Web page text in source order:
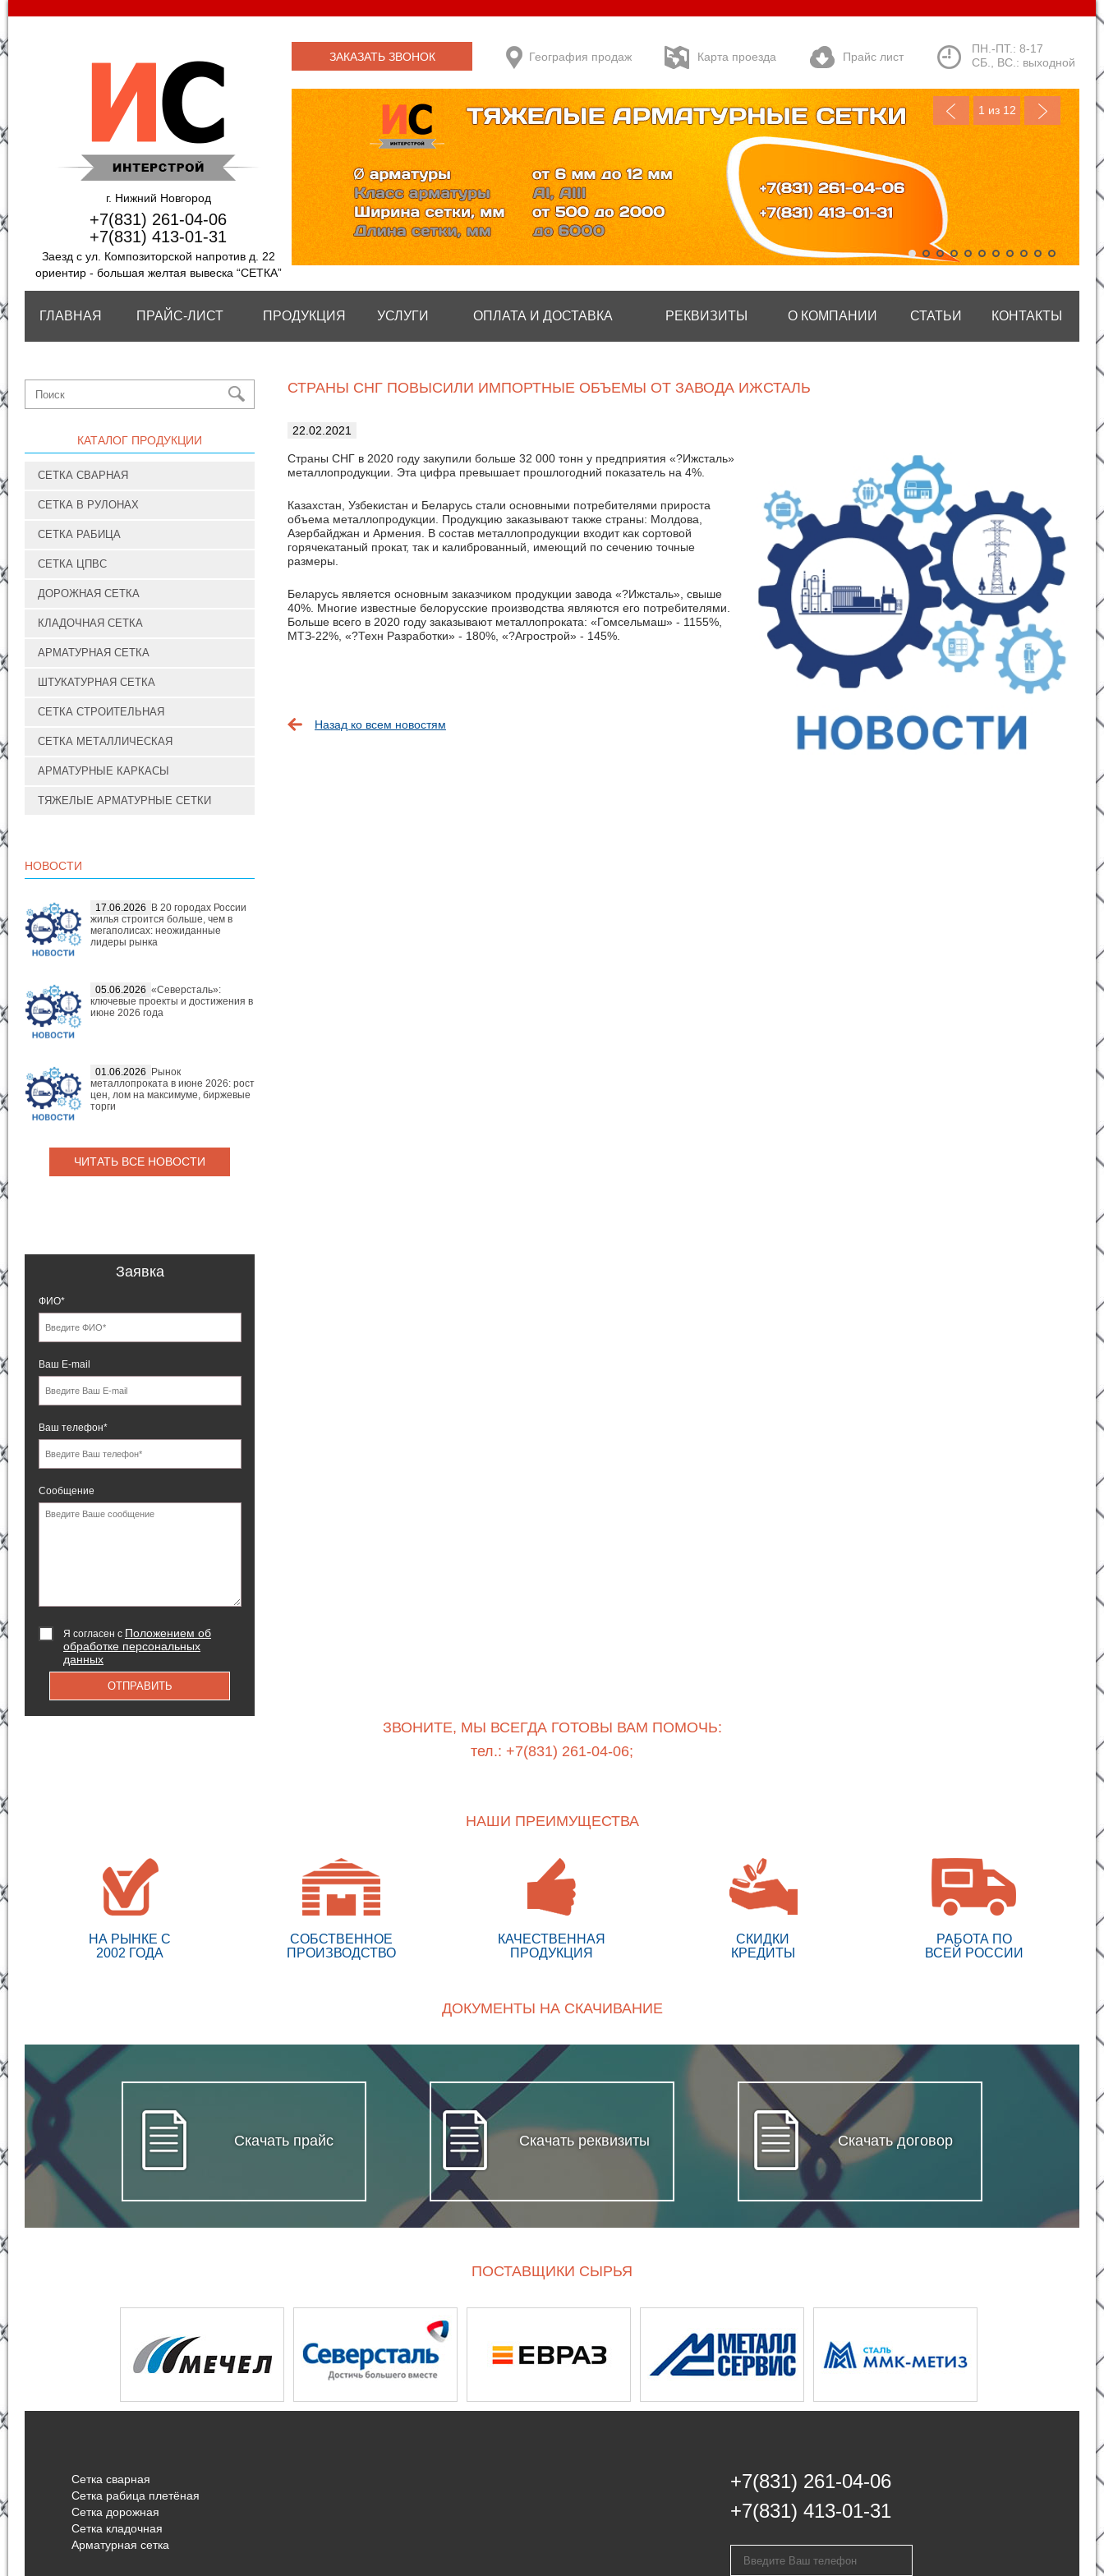
г. Нижний Новгород
+7(831) 261-04-06
+7(831) 413-01-31
Заезд с ул. Композиторской напротив д. 22
ориентир - большая желтая вывеска “СЕТКА”
ЗАКАЗАТЬ ЗВОНОК География продаж Карта проезда Прайс лист
ПН.-ПТ.: 8-17
СБ., ВС.: выходной
1 из 12
ГЛАВНАЯ ПРАЙС-ЛИСТ ПРОДУКЦИЯ УСЛУГИ ОПЛАТА И ДОСТАВКА РЕКВИЗИТЫ О КОМПАНИИ СТАТЬИ КОНТАКТЫ
КАТАЛОГ ПРОДУКЦИИ
СЕТКА СВАРНАЯ
СЕТКА В РУЛОНАХ
СЕТКА РАБИЦА
СЕТКА ЦПВС
ДОРОЖНАЯ СЕТКА
КЛАДОЧНАЯ СЕТКА
АРМАТУРНАЯ СЕТКА
ШТУКАТУРНАЯ СЕТКА
СЕТКА СТРОИТЕЛЬНАЯ
СЕТКА МЕТАЛЛИЧЕСКАЯ
АРМАТУРНЫЕ КАРКАСЫ
ТЯЖЕЛЫЕ АРМАТУРНЫЕ СЕТКИ
НОВОСТИ
17.06.2026
В 20 городах России
жилья строится больше, чем в
мегаполисах: неожиданные
лидеры рынка
05.06.2026 «Северсталь»:
ключевые проекты и достижения в
июне 2026 года
01.06.2026
Рынок
металлопроката в июне 2026: рост
цен, лом на максимуме, биржевые
торги
ЧИТАТЬ ВСЕ НОВОСТИ
Заявка
ФИО*
Ваш E-mail
Ваш телефон*
Сообщение
Я согласен с Положением об
обработке персональных
данных
СТРАНЫ СНГ ПОВЫСИЛИ ИМПОРТНЫЕ ОБЪЕМЫ ОТ ЗАВОДА ИЖСТАЛЬ
22.02.2021
Страны СНГ в 2020 году закупили больше 32 000 тонн у предприятия «?Ижсталь»
металлопродукции. Эта цифра превышает прошлогодний показатель на 4%.
Казахстан, Узбекистан и Беларусь стали основными потребителями прироста
объема металлопродукции. Продукцию заказывают также страны: Молдова,
Азербайджан и Армения. В состав металлопродукции входит как сортовой
горячекатаный прокат, так и калиброванный, имеющий по сечению точные
размеры.
Беларусь является основным заказчиком продукции завода «?Ижсталь», свыше
40%. Многие известные белорусские производства являются его потребителями.
Больше всего в 2020 году заказывают металлопроката: «Гомсельмаш» - 1155%,
МТЗ-22%, «?Техн Разработки» - 180%, «?Агрострой» - 145%.
Назад ко всем новостям
ЗВОНИТЕ, МЫ ВСЕГДА ГОТОВЫ ВАМ ПОМОЧЬ:
тел.: +7(831) 261-04-06;
НАШИ ПРЕИМУЩЕСТВА
НА РЫНКЕ С
2002 ГОДА
СОБСТВЕННОЕ
ПРОИЗВОДСТВО
КАЧЕСТВЕННАЯ
ПРОДУКЦИЯ
СКИДКИ
КРЕДИТЫ
РАБОТА ПО
ВСЕЙ РОССИИ
ДОКУМЕНТЫ НА СКАЧИВАНИЕ
Скачать прайс Скачать реквизиты Скачать договор
ПОСТАВЩИКИ СЫРЬЯ
Сетка сварная
Сетка рабица плетёная
Сетка дорожная
Сетка кладочная
Арматурная сетка
+7(831) 261-04-06
+7(831) 413-01-31